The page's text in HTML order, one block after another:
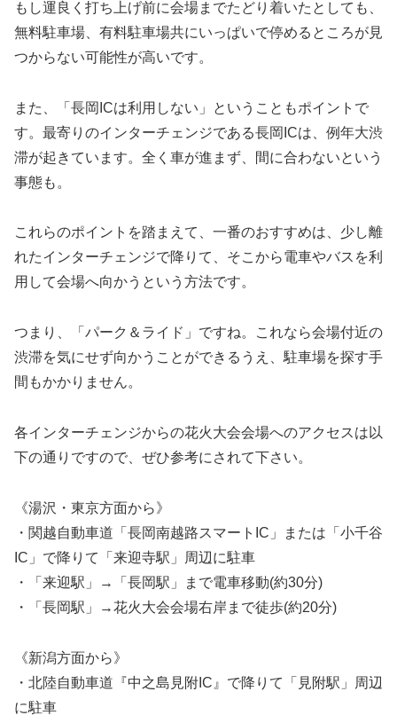
もし運良く打ち上げ前に会場までたどり着いたとしても、
無料駐車場、有料駐車場共にいっぱいで停めるところが見
つからない可能性が高いです。
また、 「長岡ICは利用しない」
ということもポイントで
す。最寄りのインターチェンジである長岡ICは、例年大渋
滞が起きています。全く車が進まず、間に合わないという
事態も。
これらのポイントを踏まえて、 一番のおすすめは、少し離
れたインターチェンジで降りて、そこから電車やバスを利
用して会場へ向かうという方法です。
つまり、「パーク＆ライド」ですね。これなら会場付近の
渋滞を気にせず向かうことができるうえ、駐車場を探す手
間もかかりません。
各インターチェンジからの花火大会会場へのアクセスは以
下の通りですので、ぜひ参考にされて下さい。
《湯沢・東京方面から》
・関越自動車道「長岡南越路スマートIC」または「小千谷
IC」で降りて「来迎寺駅」周辺に駐車
・「来迎駅」→「長岡駅」まで電車移動(約30分)
・「長岡駅」→花火大会会場右岸まで徒歩(約20分)
《新潟方面から》
・北陸自動車道『中之島見附IC』で降りて「見附駅」周辺
に駐車